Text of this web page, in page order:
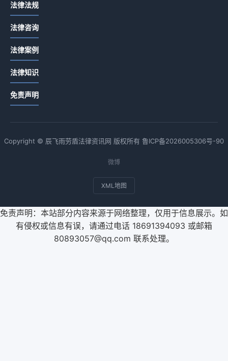
法律法规
法律咨询
法律案例
法律知识
免责声明
Copyright © 辰飞雨劳盾法律资讯网 版权所有 鲁ICP备2026005306号-90
微博
XML地图
免责声明：本站部分内容来源于网络整理，仅用于信息展示。如
有侵权或信息有误，请通过电话 18691394093 或邮箱
80893057@qq.com 联系处理。